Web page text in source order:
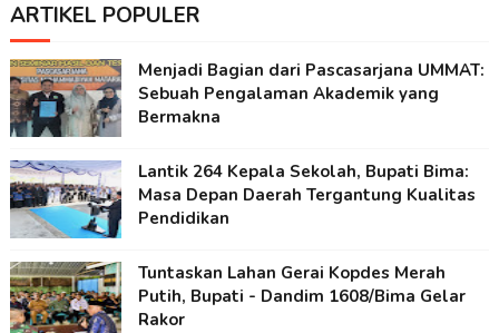
ARTIKEL POPULER
Menjadi Bagian dari Pascasarjana UMMAT:
Sebuah Pengalaman Akademik yang
Bermakna
Lantik 264 Kepala Sekolah, Bupati Bima:
Masa Depan Daerah Tergantung Kualitas
Pendidikan
Tuntaskan Lahan Gerai Kopdes Merah
Putih, Bupati - Dandim 1608/Bima Gelar
Rakor